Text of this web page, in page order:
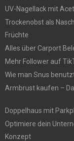
UV-Nagellack mit
Trockenobst als
Früchte
Alles über Carport
Mehr Follower auf
Wie man Snus
Armbrust kaufen –
Doppelhaus mit
Optimiere dein
Konzept